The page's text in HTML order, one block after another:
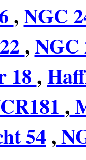
,NGC
,NGC
18 ,
,
54 ,